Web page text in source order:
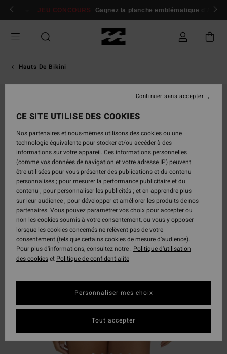
Passer
Se connecter / s'inscrire
JEU CONCOURS Gagnez la planche emblématique d'Andy
Hauts De Bikini
CE SITE UTILISE DES COOKIES
Nos partenaires et nous-mêmes utilisons des cookies ou une
technologie équivalente pour stocker et/ou accéder à des
informations sur votre appareil. Ces informations personnelles
(comme vos données de navigation et votre adresse IP) peuvent
être utilisées pour vous présenter des publications et du contenu
personnalisés ; pour mesurer la performance publicitaire et du
contenu ; pour personnaliser les publicités ; et en apprendre plus
sur leur audience ; pour développer et améliorer les produits de nos
partenaires. Vous pouvez paramétrer vos choix pour accepter ou
non les cookies soumis à votre consentement, ou vous y opposer
lorsque les cookies concernés ne relèvent pas de votre
consentement (tels que certains cookies de mesure d’audience).
Pour plus d'informations, consultez notre : Politique d'utilisation
des cookieset Politique de confidentialité
Personnaliser mes choix
Continuer sans accepter
Tout accepter